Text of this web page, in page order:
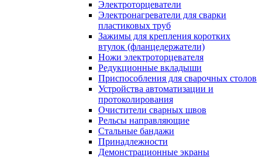
Электроторцеватели
Электронагреватели для сварки
пластиковых труб
Зажимы для крепления коротких
втулок (фланцедержатели)
Ножи электроторцевателя
Редукционные вкладыши
Приспособления для сварочных столов
Устройства автоматизации и
протоколирования
Очистители сварных швов
Рельсы направляющие
Стальные бандажи
Принадлежности
Демонстрационные экраны